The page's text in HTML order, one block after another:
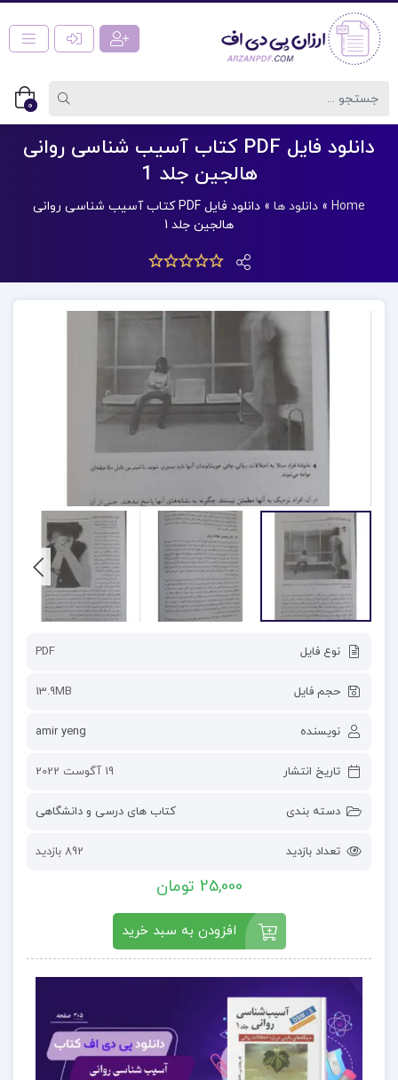
0
دانلود فایل PDF کتاب آسیب شناسی روانی
هالجین جلد 1
Home
» دانلود ها »
دانلود فایل PDF کتاب آسیب شناسی روانی
هالجین جلد 1
نوع فایل PDF
حجم فایل 13.9MB
نویسنده amir yeng
تاریخ انتشار 19 آگوست 2022
دسته بندی کتاب های درسی و دانشگاهی
تعداد بازدید 892 بازدید
25,000 تومان
افزودن به سبد خرید